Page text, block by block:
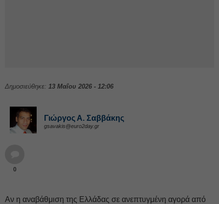
Δημοσιεύθηκε: 13 Μαΐου 2026 - 12:06
Γιώργος Α. Σαββάκης
gsavakis@euro2day.gr
0
Αν η αναβάθμιση της Ελλάδας σε ανεπτυγμένη αγορά από